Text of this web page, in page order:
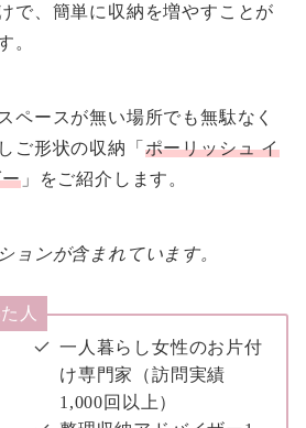
で、簡単に収納を増やすことが
。
ペースが無い場所でも無駄なく
ご形状の収納「 ポーリッシュ イ
」をご紹介します。
ョンが含まれています。
人
一人暮らし女性のお片付
け専門家（訪問実績
1,000回以上）